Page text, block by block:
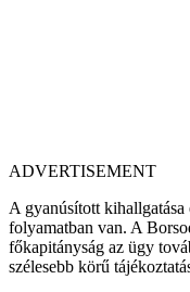
ADVERTISEMENT
A gyanúsított kihallgatása
folyamatban van. A
főkapitányság az ügy
szélesebb körű